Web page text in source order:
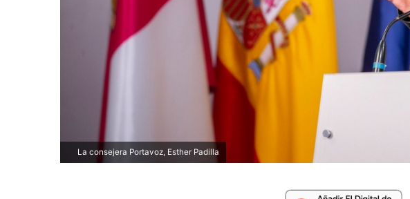
La consejera Portavoz, Esther Padilla